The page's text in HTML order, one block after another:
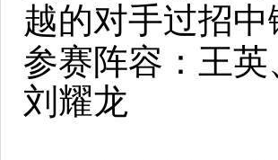
越的对手过招中
参赛阵容：王
刘耀龙